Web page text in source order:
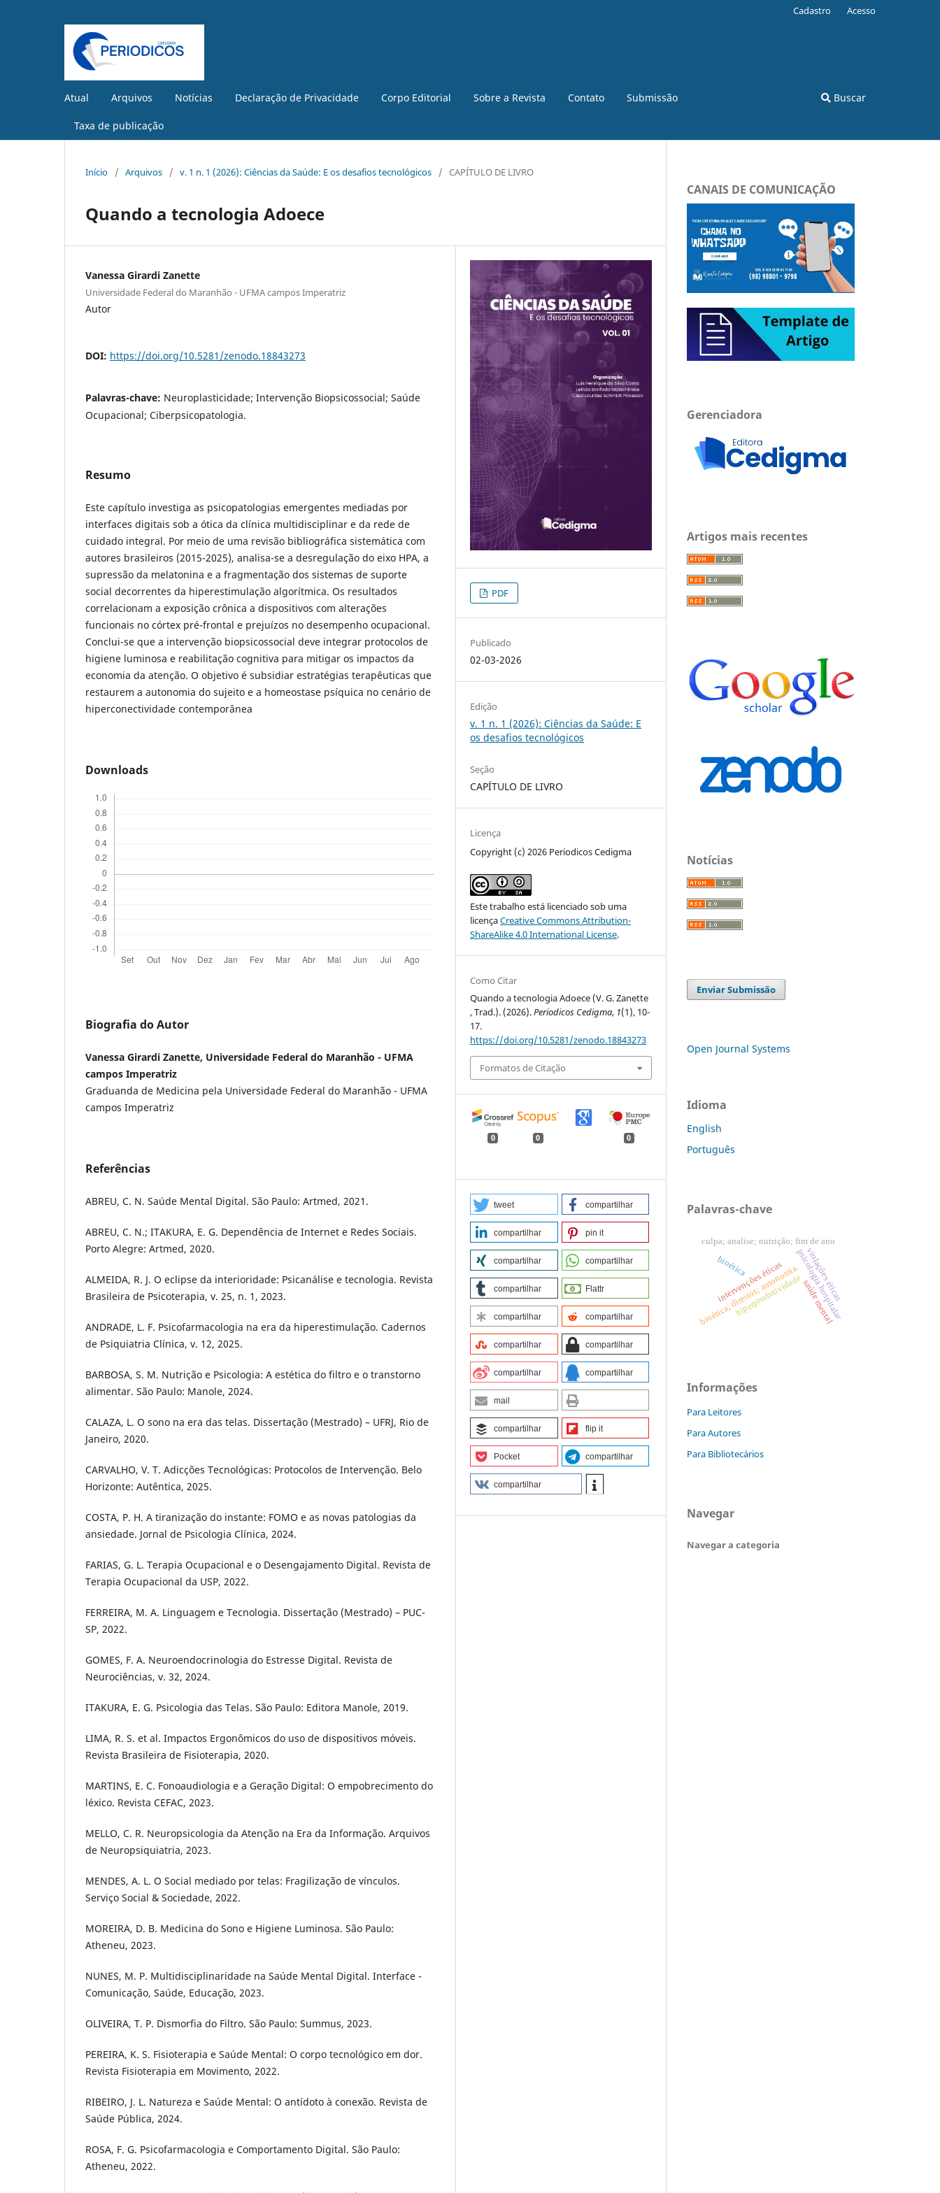
Atual Arquivos Notícias Declaração de Privacidade Corpo Editorial Sobre a Revista Contato Submissão
Taxa de publicação
Buscar
Cadastro Acesso
Início / Arquivos / v. 1 n. 1 (2026): Ciências da Saúde: E os desafios tecnológicos / CAPÍTULO DE LIVRO
Quando a tecnologia Adoece
Vanessa Girardi Zanette
Universidade Federal do Maranhão - UFMA campos Imperatriz
Autor
DOI: https://doi.org/10.5281/zenodo.18843273
Palavras-chave: Neuroplasticidade; Intervenção Biopsicossocial; Saúde
Ocupacional; Ciberpsicopatologia.
Resumo
Este capítulo investiga as psicopatologias emergentes mediadas por
interfaces digitais sob a ótica da clínica multidisciplinar e da rede de
cuidado integral. Por meio de uma revisão bibliográfica sistemática com
autores brasileiros (2015-2025), analisa-se a desregulação do eixo HPA, a
supressão da melatonina e a fragmentação dos sistemas de suporte
social decorrentes da hiperestimulação algorítmica. Os resultados
correlacionam a exposição crônica a dispositivos com alterações
funcionais no córtex pré-frontal e prejuízos no desempenho ocupacional.
Conclui-se que a intervenção biopsicossocial deve integrar protocolos de
higiene luminosa e reabilitação cognitiva para mitigar os impactos da
economia da atenção. O objetivo é subsidiar estratégias terapêuticas que
restaurem a autonomia do sujeito e a homeostase psíquica no cenário de
hiperconectividade contemporânea
Downloads
Biografia do Autor
Vanessa Girardi Zanette, Universidade Federal do Maranhão - UFMA
campos Imperatriz
Graduanda de Medicina pela Universidade Federal do Maranhão - UFMA
campos Imperatriz
Referências
ABREU, C. N. Saúde Mental Digital. São Paulo: Artmed, 2021.
ABREU, C. N.; ITAKURA, E. G. Dependência de Internet e Redes Sociais.
Porto Alegre: Artmed, 2020.
ALMEIDA, R. J. O eclipse da interioridade: Psicanálise e tecnologia. Revista
Brasileira de Psicoterapia, v. 25, n. 1, 2023.
ANDRADE, L. F. Psicofarmacologia na era da hiperestimulação. Cadernos
de Psiquiatria Clínica, v. 12, 2025.
BARBOSA, S. M. Nutrição e Psicologia: A estética do filtro e o transtorno
alimentar. São Paulo: Manole, 2024.
CALAZA, L. O sono na era das telas. Dissertação (Mestrado) – UFRJ, Rio de
Janeiro, 2020.
CARVALHO, V. T. Adicções Tecnológicas: Protocolos de Intervenção. Belo
Horizonte: Autêntica, 2025.
COSTA, P. H. A tiranização do instante: FOMO e as novas patologias da
ansiedade. Jornal de Psicologia Clínica, 2024.
FARIAS, G. L. Terapia Ocupacional e o Desengajamento Digital. Revista de
Terapia Ocupacional da USP, 2022.
FERREIRA, M. A. Linguagem e Tecnologia. Dissertação (Mestrado) – PUC-
SP, 2022.
GOMES, F. A. Neuroendocrinologia do Estresse Digital. Revista de
Neurociências, v. 32, 2024.
ITAKURA, E. G. Psicologia das Telas. São Paulo: Editora Manole, 2019.
LIMA, R. S. et al. Impactos Ergonômicos do uso de dispositivos móveis.
Revista Brasileira de Fisioterapia, 2020.
MARTINS, E. C. Fonoaudiologia e a Geração Digital: O empobrecimento do
léxico. Revista CEFAC, 2023.
MELLO, C. R. Neuropsicologia da Atenção na Era da Informação. Arquivos
de Neuropsiquiatria, 2023.
MENDES, A. L. O Social mediado por telas: Fragilização de vínculos.
Serviço Social & Sociedade, 2022.
MOREIRA, D. B. Medicina do Sono e Higiene Luminosa. São Paulo:
Atheneu, 2023.
NUNES, M. P. Multidisciplinaridade na Saúde Mental Digital. Interface -
Comunicação, Saúde, Educação, 2023.
OLIVEIRA, T. P. Dismorfia do Filtro. São Paulo: Summus, 2023.
PEREIRA, K. S. Fisioterapia e Saúde Mental: O corpo tecnológico em dor.
Revista Fisioterapia em Movimento, 2022.
RIBEIRO, J. L. Natureza e Saúde Mental: O antídoto à conexão. Revista de
Saúde Pública, 2024.
ROSA, F. G. Psicofarmacologia e Comportamento Digital. São Paulo:
Atheneu, 2022.
PDF
Publicado
02-03-2026
Edição
v. 1 n. 1 (2026): Ciências da Saúde: E
os desafios tecnológicos
Seção
CAPÍTULO DE LIVRO
Licença
Copyright (c) 2026 Periodicos Cedigma
Este trabalho está licenciado sob uma
licençaCreative Commons Attribution-
ShareAlike 4.0 International License.
Como Citar
Quando a tecnologia Adoece (V. G. Zanette
, Trad.). (2026).Periodicos Cedigma, 1(1), 10-
17.
https://doi.org/10.5281/zenodo.18843273
Formatos de Citação
0 0 0
tweet compartilhar
compartilhar pin it
compartilhar compartilhar
compartilhar Flattr
compartilhar compartilhar
compartilhar compartilhar
compartilhar compartilhar
mail
compartilhar flip it
Pocket compartilhar
compartilhar
CANAIS DE COMUNICAÇÃO
Gerenciadora
Artigos mais recentes
Notícias
Enviar Submissão
Open Journal Systems
Idioma
English
Português
Palavras-chave
bioética; direitos; autonomia.
bioética
intervenções éticas psicologia hospitalar
violações éticas
culpa; analise; nutrição; fim de ano
hiperprodutividadesaúde mental
Informações
Para Leitores
Para Autores
Para Bibliotecários
Navegar
Navegar a categoria